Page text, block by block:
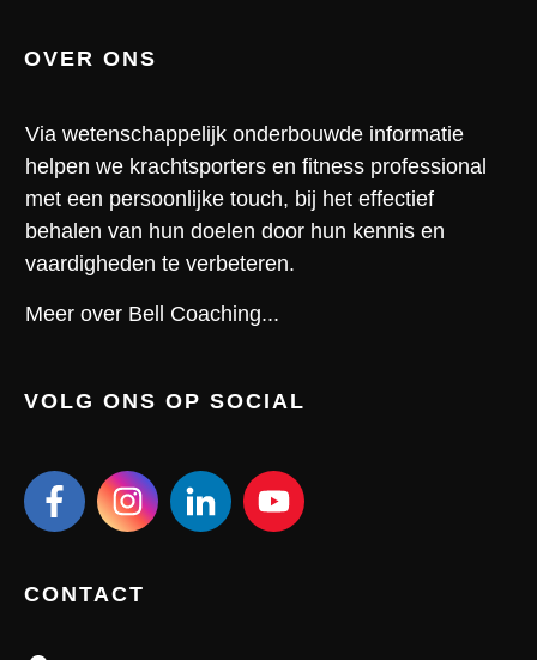
OVER ONS
Via wetenschappelijk onderbouwde informatie
helpen we krachtsporters en fitness professional
met een persoonlijke touch, bij het effectief
behalen van hun doelen door hun kennis en
vaardigheden te verbeteren.
Meer over Bell Coaching...
VOLG ONS OP SOCIAL
CONTACT